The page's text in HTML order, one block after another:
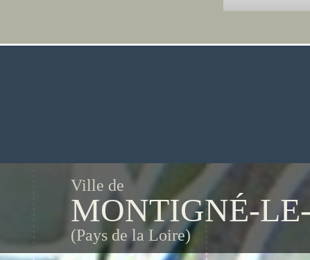
Ville de
MONTIGNÉ-
(Pays de la Loire)